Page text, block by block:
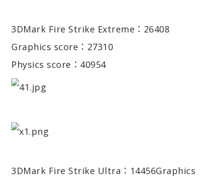
3DMark Fire Strike Extreme：26408
Graphics score：27310
Physics score：40954
3DMark Fire Strike Ultra：14456Graphics